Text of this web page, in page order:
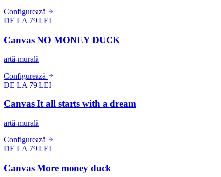
Configurează
DE LA 79 LEI
Canvas NO MONEY DUCK
artă-murală
Configurează
DE LA 79 LEI
Canvas It all starts with a dream
artă-murală
Configurează
DE LA 79 LEI
Canvas More money duck